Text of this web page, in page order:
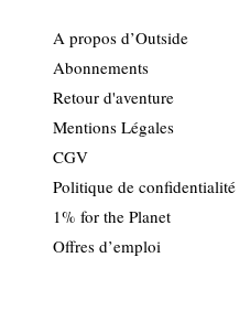
A propos d’Outside
Abonnements
Retour d'aventure
Mentions Légales
CGV
Politique de confidentialité
1% for the Planet
Offres d’emploi